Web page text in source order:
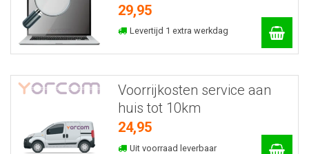
29,95
Levertijd 1 extra werkdag
Voorrijkosten service aan
huis tot 10km
24,95
Uit voorraad leverbaar